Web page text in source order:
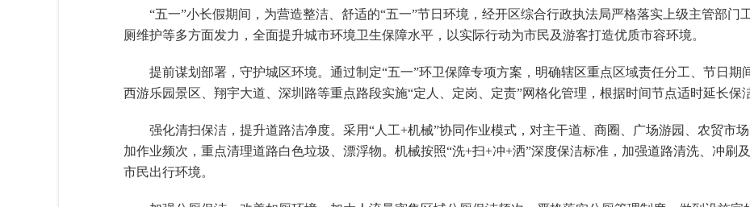
“五一”小长假期间，为营造整洁、舒适的“五一”节日环境，经开区综合行政执法局严格落实上级主管部门
厕维护等多方面发力，全面提升城市环境卫生保障水平，以实际行动为市民及游客打造优质市容环境。
提前谋划部署，守护城区环境‌。通过制定“五一”环卫保障专项方案，明确辖区重点区域责任分工、节日期
西游乐园景区、翔宇大道、深圳路等重点路段‌实施“定人、定岗、定责”网格化管理，根据时间节点适时延长保
强化清扫保洁，提升道路洁净度。采用“人工+机械”协同作业模式，对主干道、商圈、广场游园、农贸市
加作业频次，重点清理道路白色垃圾、漂浮物。机械按照“洗+扫+冲+洒”深度保洁标准，加强道路清洗、冲刷
市民出行环境。